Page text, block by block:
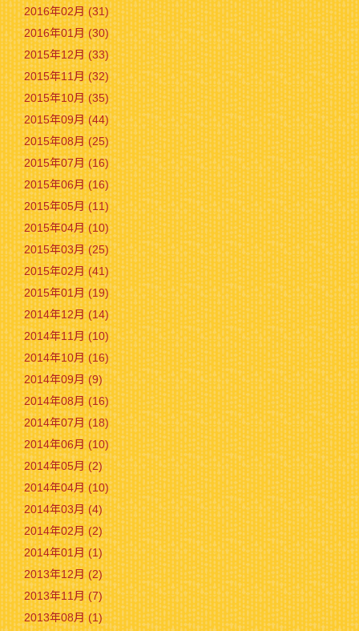
2016年02月 (31)
2016年01月 (30)
2015年12月 (33)
2015年11月 (32)
2015年10月 (35)
2015年09月 (44)
2015年08月 (25)
2015年07月 (16)
2015年06月 (16)
2015年05月 (11)
2015年04月 (10)
2015年03月 (25)
2015年02月 (41)
2015年01月 (19)
2014年12月 (14)
2014年11月 (10)
2014年10月 (16)
2014年09月 (9)
2014年08月 (16)
2014年07月 (18)
2014年06月 (10)
2014年05月 (2)
2014年04月 (10)
2014年03月 (4)
2014年02月 (2)
2014年01月 (1)
2013年12月 (2)
2013年11月 (7)
2013年08月 (1)